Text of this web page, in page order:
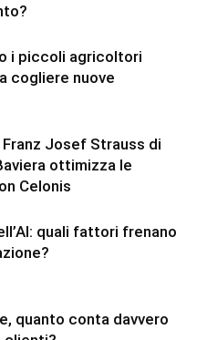
i piccoli agricoltori
cogliere nuove
Franz Josef Strauss di
ottimizza le
Celonis
quali fattori frenano
quanto conta davvero